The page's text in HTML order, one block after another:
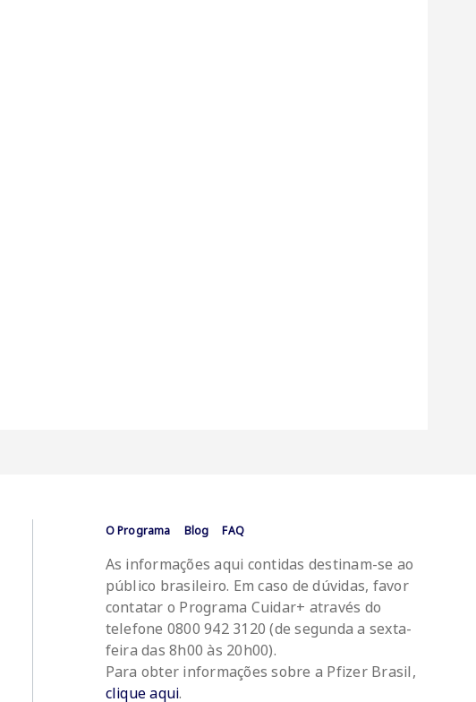
Footer
O Programa Blog FAQ
As informações aqui contidas destinam-se ao
público brasileiro. Em caso de dúvidas, favor
contatar o Programa Cuidar+ através do
telefone 0800 942 3120 (de segunda a sexta-
feira das 8h00 às 20h00).
Para obter informações sobre a Pfizer Brasil,
clique aqui.